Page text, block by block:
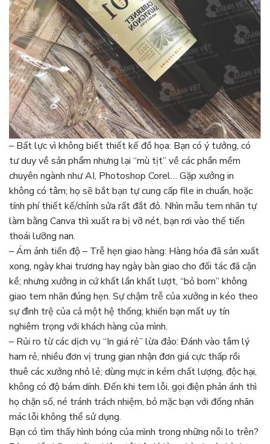
– Bất lực vì không biết thiết kế đồ họa: Bạn có ý tưởng, có
tư duy về sản phẩm nhưng lại “mù tịt” về các phần mềm
chuyên ngành như AI, Photoshop Corel… Gặp xưởng in
không có tâm; họ sẽ bắt bạn tự cung cấp file in chuẩn, hoặc
tính phí thiết kế/chỉnh sửa rất đắt đỏ. Nhìn mẫu tem nhãn tự
làm bằng Canva thì xuất ra bị vỡ nét, bạn rơi vào thế tiến
thoái lưỡng nan.
– Ám ảnh tiến độ – Trễ hẹn giao hàng: Hàng hóa đã sản xuất
xong, ngày khai trương hay ngày bàn giao cho đối tác đã cận
kề; nhưng xưởng in cứ khất lần khất lượt, “bỏ bom” không
giao tem nhãn đúng hẹn. Sự chậm trễ của xưởng in kéo theo
sự đình trệ của cả một hệ thống; khiến bạn mất uy tín
nghiêm trọng với khách hàng của mình.
– Rủi ro từ các dịch vụ “In giá rẻ” lừa đảo: Đánh vào tâm lý
ham rẻ, nhiều đơn vị trung gian nhận đơn giá cực thấp rồi
thuê các xưởng nhỏ lẻ; dùng mực in kém chất lượng, độc hại,
không có độ bám dính. Đến khi tem lỗi, gọi điện phản ánh thì
họ chặn số, né tránh trách nhiệm, bỏ mặc bạn với đống nhãn
mác lỗi không thể sử dụng.
Bạn có tìm thấy hình bóng của mình trong những nỗi lo trên?